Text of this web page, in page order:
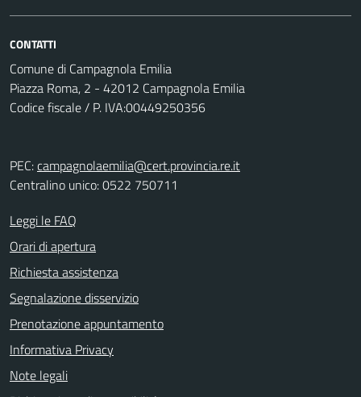
CONTATTI
Comune di Campagnola Emilia
Piazza Roma, 2 - 42012 Campagnola Emilia
Codice fiscale / P. IVA:00449250356
PEC:campagnolaemilia@cert.provincia.re.it
Centralino unico: 0522 750711
Leggi le FAQ
Orari di apertura
Richiesta assistenza
Segnalazione disservizio
Prenotazione appuntamento
Informativa Privacy
Note legali